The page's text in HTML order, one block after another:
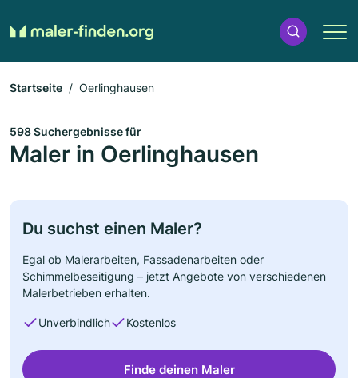
Startseite Oerlinghausen
598 Suchergebnisse für
Maler in Oerlinghausen
Du suchst einen Maler?
Egal ob Malerarbeiten, Fassadenarbeiten oder
Schimmelbeseitigung – jetzt Angebote von verschiedenen
Malerbetrieben erhalten.
Unverbindlich Kostenlos
Finde deinen Maler